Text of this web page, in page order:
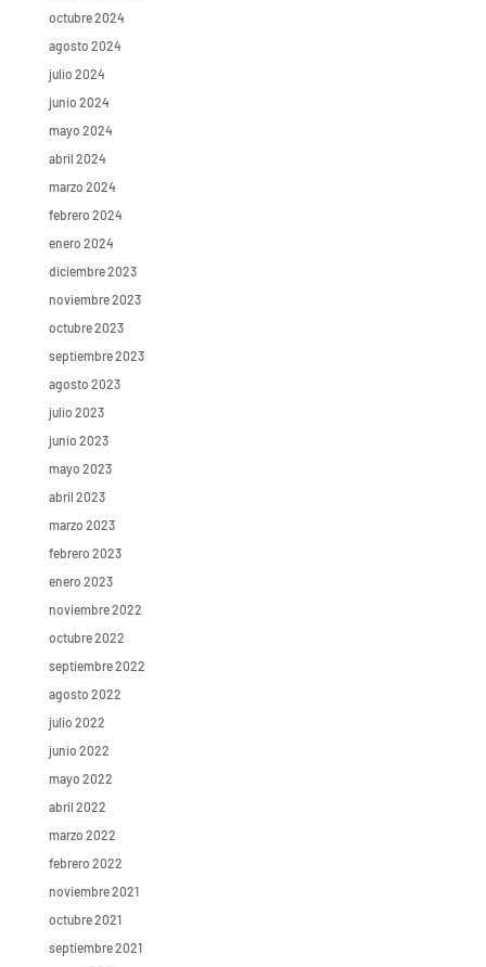
octubre 2024
agosto 2024
julio 2024
junio 2024
mayo 2024
abril 2024
marzo 2024
febrero 2024
enero 2024
diciembre 2023
noviembre 2023
octubre 2023
septiembre 2023
agosto 2023
julio 2023
junio 2023
mayo 2023
abril 2023
marzo 2023
febrero 2023
enero 2023
noviembre 2022
octubre 2022
septiembre 2022
agosto 2022
julio 2022
junio 2022
mayo 2022
abril 2022
marzo 2022
febrero 2022
noviembre 2021
octubre 2021
septiembre 2021